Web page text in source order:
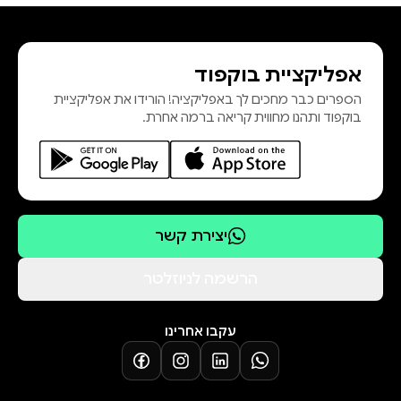
אפליקציית בוקפוד
הספרים כבר מחכים לך באפליקציה! הורידו את אפליקציית
בוקפוד ותהנו מחווית קריאה ברמה אחרת.
יצירת קשר
עקבו אחרינו